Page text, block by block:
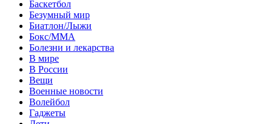
Баскетбол
Безумный мир
Биатлон/Лыжи
Бокс/MMA
Болезни и лекарства
В мире
В России
Вещи
Военные новости
Волейбол
Гаджеты